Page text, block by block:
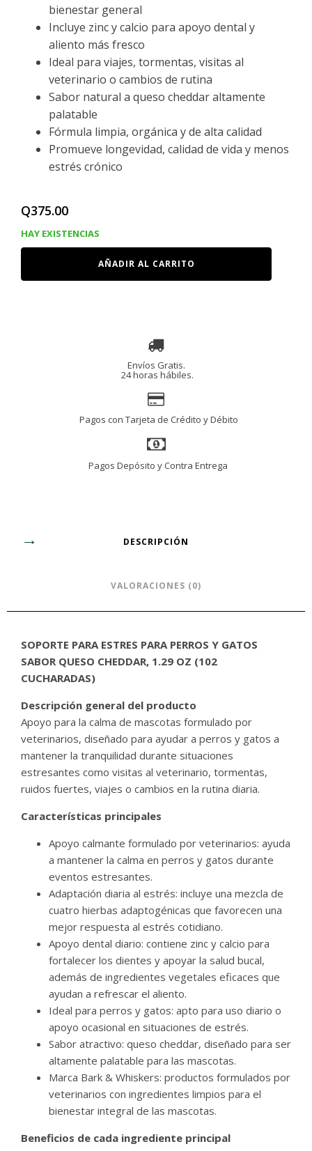
bienestar general
Incluye zinc y calcio para apoyo dental y
aliento más fresco
Ideal para viajes, tormentas, visitas al
veterinario o cambios de rutina
Sabor natural a queso cheddar altamente
palatable
Fórmula limpia, orgánica y de alta calidad
Promueve longevidad, calidad de vida y menos
estrés crónico
Q375.00
HAY EXISTENCIAS
PARA
AÑADIR AL CARRITO
Envíos Gratis.
24 horas hábiles.
Pagos con Tarjeta de Crédito y Débito
Pagos Depósito y Contra Entrega
DESCRIPCIÓN
VALORACIONES (0)
SOPORTE PARA ESTRES PARA PERROS Y GATOS
SABOR QUESO CHEDDAR, 1.29 OZ (102
CUCHARADAS)
Descripción general del producto
Apoyo para la calma de mascotas formulado por
veterinarios, diseñado para ayudar a perros y gatos a
mantener la tranquilidad durante situaciones
estresantes como visitas al veterinario, tormentas,
ruidos fuertes, viajes o cambios en la rutina diaria.
Características principales
Apoyo calmante formulado por veterinarios: ayuda
a mantener la calma en perros y gatos durante
eventos estresantes.
Adaptación diaria al estrés: incluye una mezcla de
cuatro hierbas adaptogénicas que favorecen una
mejor respuesta al estrés cotidiano.
Apoyo dental diario: contiene zinc y calcio para
fortalecer los dientes y apoyar la salud bucal,
además de ingredientes vegetales eficaces que
ayudan a refrescar el aliento.
Ideal para perros y gatos: apto para uso diario o
apoyo ocasional en situaciones de estrés.
Sabor atractivo: queso cheddar, diseñado para ser
altamente palatable para las mascotas.
Marca Bark & Whiskers: productos formulados por
veterinarios con ingredientes limpios para el
bienestar integral de las mascotas.
Beneficios de cada ingrediente principal